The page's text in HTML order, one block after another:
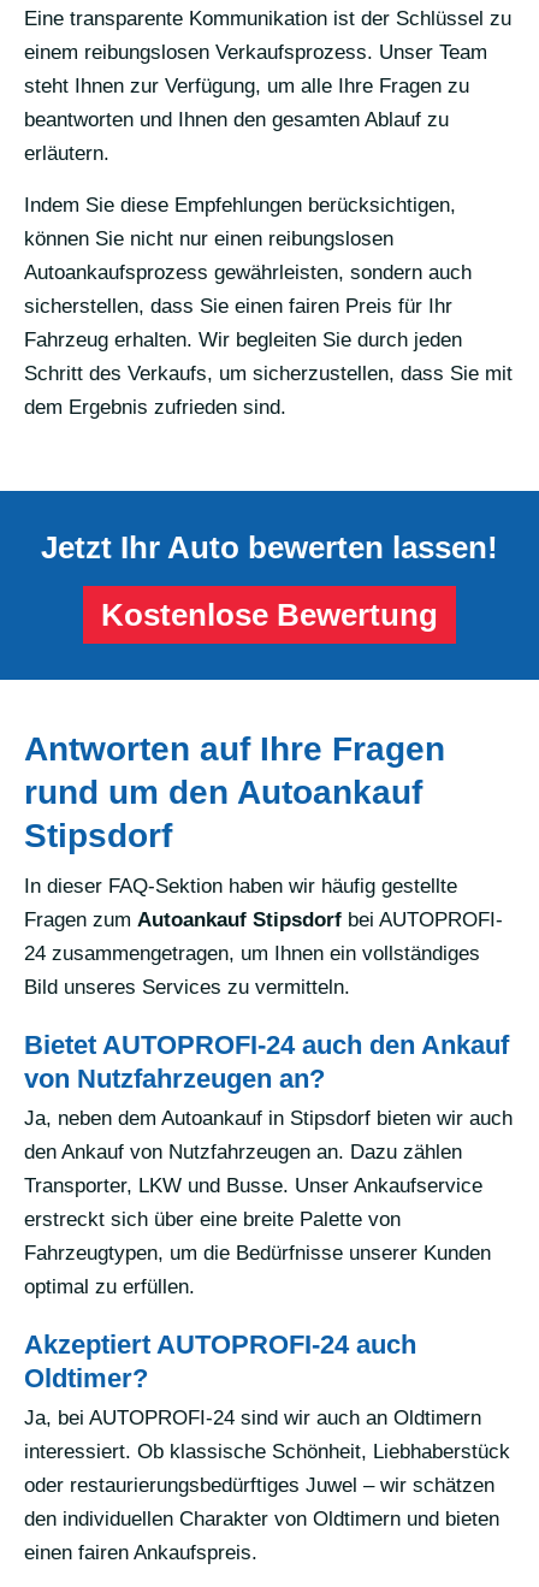
Eine transparente Kommunikation ist der Schlüssel zu
einem reibungslosen Verkaufsprozess. Unser Team
steht Ihnen zur Verfügung, um alle Ihre Fragen zu
beantworten und Ihnen den gesamten Ablauf zu
erläutern.
Indem Sie diese Empfehlungen berücksichtigen,
können Sie nicht nur einen reibungslosen
Autoankaufsprozess gewährleisten, sondern auch
sicherstellen, dass Sie einen fairen Preis für Ihr
Fahrzeug erhalten. Wir begleiten Sie durch jeden
Schritt des Verkaufs, um sicherzustellen, dass Sie mit
dem Ergebnis zufrieden sind.
Jetzt Ihr Auto bewerten lassen!
Kostenlose Bewertung
Antworten auf Ihre Fragen
rund um den Autoankauf
Stipsdorf
In dieser FAQ-Sektion haben wir häufig gestellte
Fragen zum Autoankauf Stipsdorf bei AUTOPROFI-
24 zusammengetragen, um Ihnen ein vollständiges
Bild unseres Services zu vermitteln.
Bietet AUTOPROFI-24 auch den Ankauf
von Nutzfahrzeugen an?
Ja, neben dem Autoankauf in Stipsdorf bieten wir auch
den Ankauf von Nutzfahrzeugen an. Dazu zählen
Transporter, LKW und Busse. Unser Ankaufservice
erstreckt sich über eine breite Palette von
Fahrzeugtypen, um die Bedürfnisse unserer Kunden
optimal zu erfüllen.
Akzeptiert AUTOPROFI-24 auch
Oldtimer?
Ja, bei AUTOPROFI-24 sind wir auch an Oldtimern
interessiert. Ob klassische Schönheit, Liebhaberstück
oder restaurierungsbedürftiges Juwel – wir schätzen
den individuellen Charakter von Oldtimern und bieten
einen fairen Ankaufspreis.